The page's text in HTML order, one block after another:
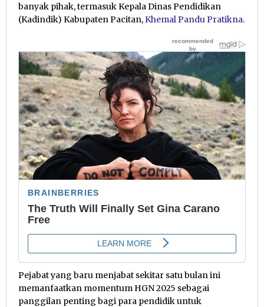
banyak pihak, termasuk Kepala Dinas Pendidikan
(Kadindik) Kabupaten Pacitan,Khemal Pandu Pratikna.
Pejabat yang baru menjabat sekitar satu bulan ini
memanfaatkan momentum HGN 2025 sebagai
panggilan penting bagi para pendidik untuk